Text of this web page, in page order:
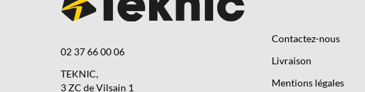
02 37 66 00 06
TEKNIC,
3 ZC de Vilsain 1
Contactez-nous
Livraison
Mentions légales